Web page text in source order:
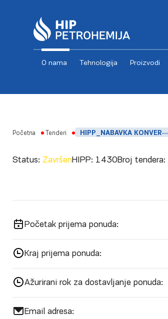
O nama Tehnologija Proizvodi
Početna Tenderi HIPP_NABAVKA KONVERTERA SIGNALA_FSK
Status: ZavršenHIPP: 1430Broj tendera:
Početak prijema ponuda:
Kraj prijema ponuda:
Ažurirani rok za dostavljanje ponuda:
Email adresa: